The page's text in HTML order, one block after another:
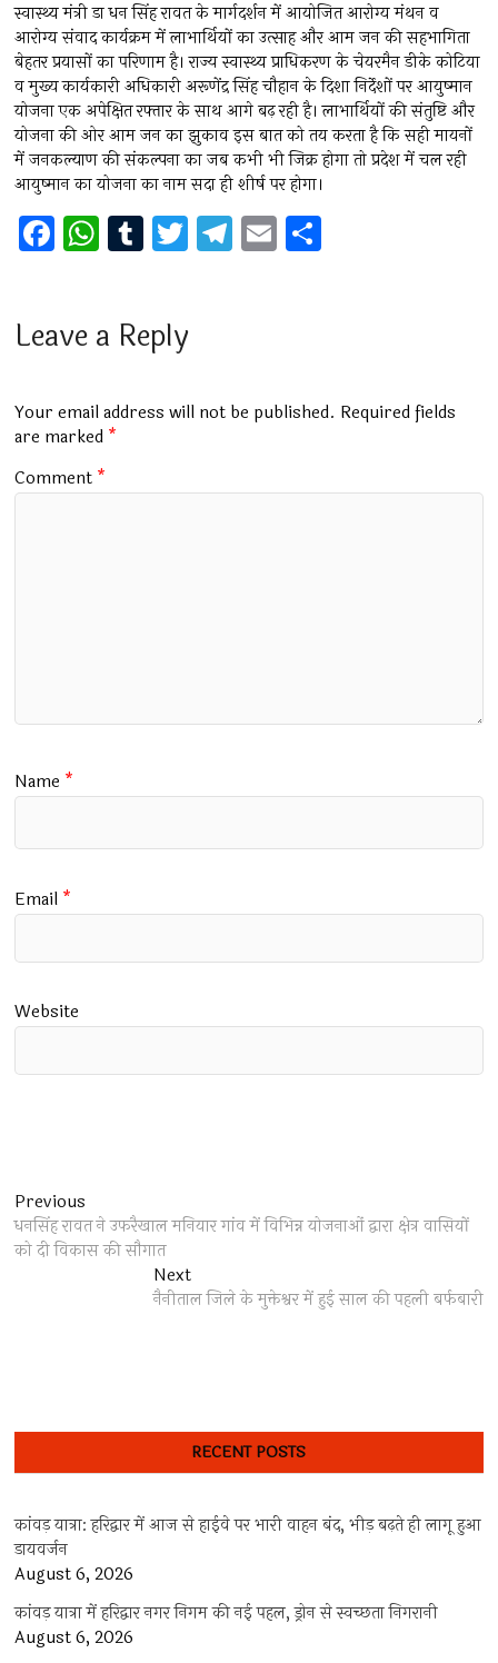
स्वास्थ्य मंत्री डा धन सिंह रावत के मार्गदर्शन में आयोजित आरोग्य मंथन व
आरोग्य संवाद कार्यक्रम में लाभार्थियों का उत्साह और आम जन की सहभागिता
बेहतर प्रयासों का परिणाम है। राज्य स्वास्थ्य प्राधिकरण के चेयरमैन डीके कोटिया
व मुख्य कार्यकारी अधिकारी अरूणेंद्र सिंह चौहान के दिशा निर्देशों पर आयुष्मान
योजना एक अपेक्षित रफ्तार के साथ आगे बढ़ रही है। लाभार्थियों की संतुष्टि और
योजना की ओर आम जन का झुकाव इस बात को तय करता है कि सही मायनों
में जनकल्याण की संकल्पना का जब कभी भी जिक्र होगा तो प्रदेश में चल रही
आयुष्मान का योजना का नाम सदा ही शीर्ष पर होगा।
F
a
b
o
k
W
h
s
p
p
T
u
bl
T
wi
er
T
el
m
E
m
Leave a Reply
Your email address will not be published. Required fields
are marked *
Comment *
Name *
Email *
Website
Post
navigation
Previous
post:
धनसिंह रावत ने उफरैखाल मनियार गांव में विभिन्न योजनाओं द्वारा क्षेत्र वासियों
को दी विकास की सौगात
NextNext
post:
नैनीताल जिले के मुक्तेश्वर में हुई साल की पहली बर्फबारी
RECENT POSTS
कांवड़ यात्रा: हरिद्वार में आज से हाईवे पर भारी वाहन बंद, भीड़ बढ़ते ही लागू हुआ
डायवर्जन
August 6, 2026
कांवड़ यात्रा में हरिद्वार नगर निगम की नई पहल, ड्रोन से स्वच्छता निगरानी
August 6, 2026